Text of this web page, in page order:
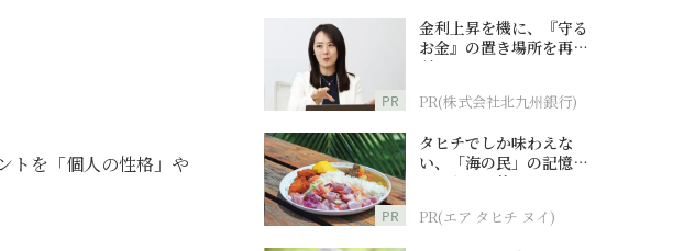
トを「個人の性格」や
PR
金利上昇を機に、『守る
お金』の置き場所を再検
討
PR(株式会社北九州銀行)
PR
タヒチでしか味わえな
い、「海の民」の記憶へ
とつながる旅
PR(エア タヒチ ヌイ)